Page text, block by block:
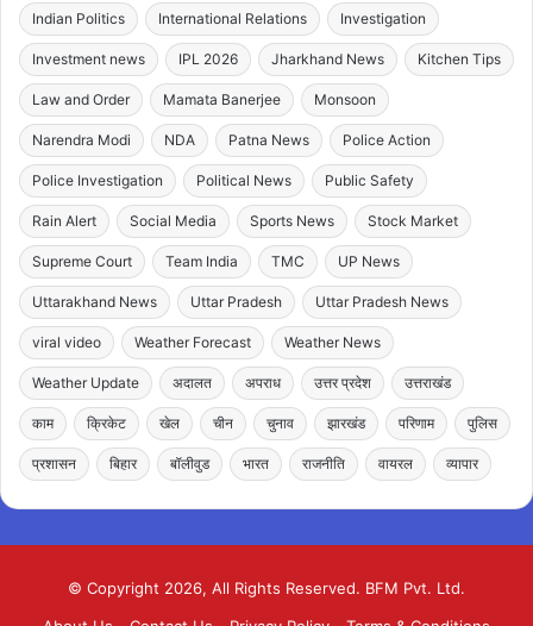
Indian Politics International Relations Investigation
Investment news IPL 2026 Jharkhand News Kitchen Tips
Law and Order Mamata Banerjee Monsoon
Narendra Modi NDA Patna News Police Action
Police Investigation Political News Public Safety
Rain Alert Social Media Sports News Stock Market
Supreme Court Team India TMC UP News
Uttarakhand News Uttar Pradesh Uttar Pradesh News
viral video Weather Forecast Weather News
Weather Update अदालत अपराध उत्तर प्रदेश उत्तराखंड
काम क्रिकेट खेल चीन चुनाव झारखंड परिणाम पुलिस
प्रशासन बिहार बॉलीवुड भारत राजनीति वायरल व्यापार
© Copyright 2026, All Rights Reserved. BFM Pvt. Ltd.